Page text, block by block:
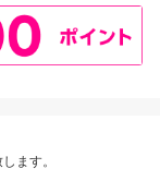
ます。